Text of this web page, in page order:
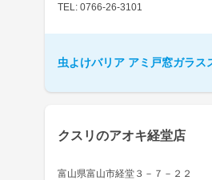
TEL: 0766-26-3101
虫よけバリア アミ戸窓ガラス
クスリのアオキ経堂店
富山県富山市経堂３－７－２２